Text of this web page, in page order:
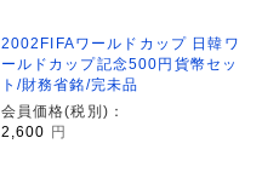
2002FIFAワールドカップ 日韓ワ
ールドカップ記念500円貨幣セッ
ト/財務省銘/完未品
会員価格(税別)：
2,600
円